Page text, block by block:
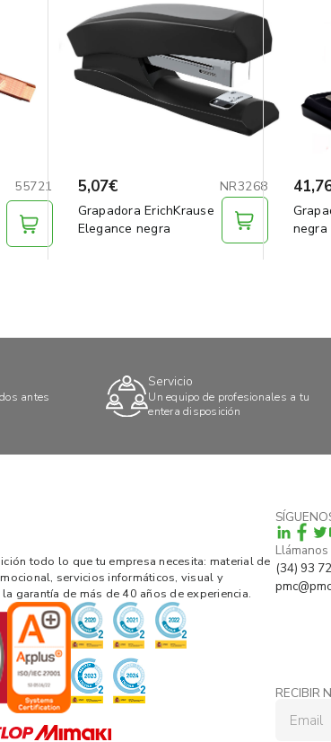
55721
5,07€
NR3268
Grapadora ErichKrause
Elegance negra
negra
antes
Servicio
Un equipo de profesionales a tu
entera disposición
todo lo que tu empresa necesita: material de
servicios informáticos, visual y
garantía de más de 40 años de experiencia.
Llámanos
(34) 93
RECIBIR